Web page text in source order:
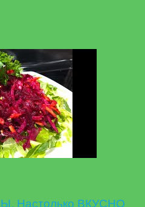
Настолько ВКУСНО